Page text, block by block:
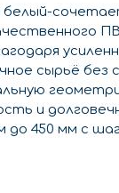
сырьё
и
450 мм с